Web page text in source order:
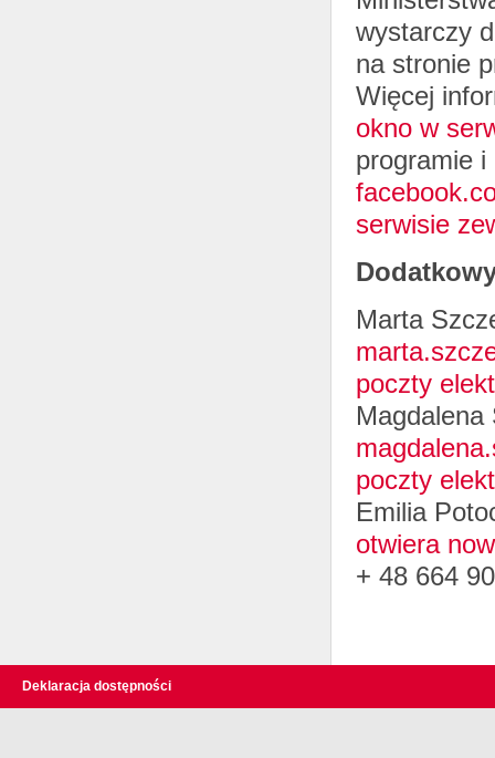
wystarczy
na stronie
Więcej
okno w
programie
serwisie
Marta
poczty
poczty
Emilia
otwiera
+ 48 664
Deklaracja dostępności